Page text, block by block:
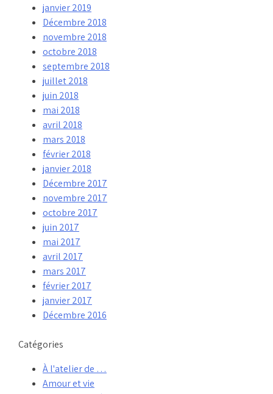
janvier 2019
Décembre 2018
novembre 2018
octobre 2018
septembre 2018
juillet 2018
juin 2018
mai 2018
avril 2018
mars 2018
février 2018
janvier 2018
Décembre 2017
novembre 2017
octobre 2017
juin 2017
mai 2017
avril 2017
mars 2017
février 2017
janvier 2017
Décembre 2016
Catégories
À l'atelier de …
Amour et vie